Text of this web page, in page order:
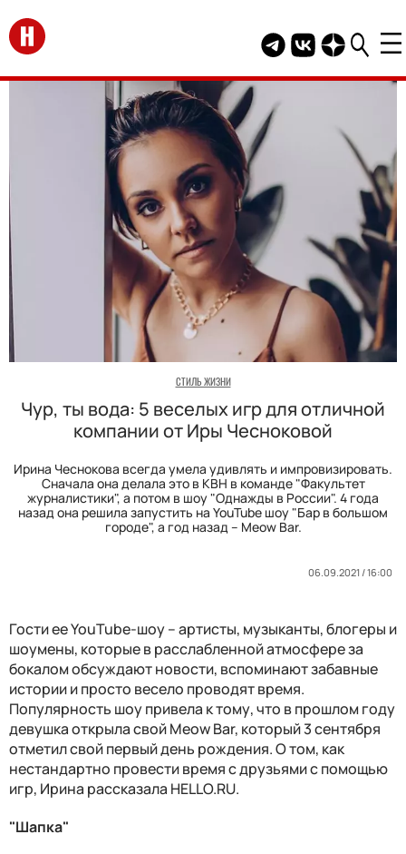
Перейти на главную
Telegram канал
Группа HELLO
Канал
СТИЛЬ ЖИЗНИ
Чур, ты вода: 5 веселых игр для отличной
компании от Иры Чесноковой
Ирина Чеснокова всегда умела удивлять и импровизировать.
Сначала она делала это в КВН в команде "Факультет
журналистики", а потом в шоу "Однажды в России". 4 года
назад она решила запустить на YouTube шоу "Бар в большом
городе", а год назад – Meow Bar.
06.09.2021 / 16:00
Гости ее YouTube-шоу – артисты, музыканты, блогеры и
шоумены, которые в расслабленной атмосфере за
бокалом обсуждают новости, вспоминают забавные
истории и просто весело проводят время.
Популярность шоу привела к тому, что в прошлом году
девушка открыла свой Meow Bar, который 3 сентября
отметил свой первый день рождения. О том, как
нестандартно провести время с друзьями с помощью
игр, Ирина рассказала HELLO.RU.
"Шапка"